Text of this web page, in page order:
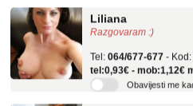
Razgovaram :)
tel:0,93€ - mob:1,12€
Obavijesti me